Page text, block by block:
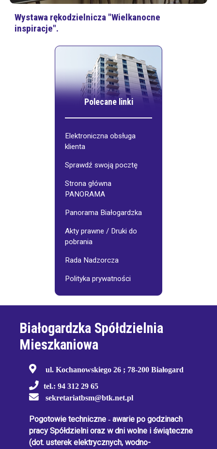
Wystawa rękodzielnicza "Wielkanocne
inspiracje".
Polecane linki
Elektroniczna obsługa
klienta
Sprawdź swoją pocztę
Strona główna
PANORAMA
Panorama Białogardzka
Akty prawne / Druki do
pobrania
Rada Nadzorcza
Polityka prywatności
Białogardzka Spółdzielnia
Mieszkaniowa
ul. Kochanowskiego 26 ; 78-200 Białogard
tel.: 94 312 29 65
sekretariatbsm@btk.net.pl
Pogotowie techniczne - awarie po godzinach
pracy Spółdzielni oraz w dni wolne i świąteczne
(dot. usterek elektrycznych, wodno-